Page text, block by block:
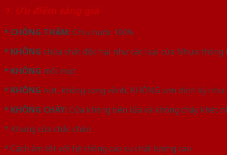
1. Ưu điểm sáng giá
* CHỐNG THẤM:Chịu nước 100%
* KHÔNG chứa chất độc hại như các loại cửa Nhựa
* KHÔNG mối mọt
* KHÔNG nứt, không cong vênh, KHÔNG sơn định kỳ
* KHÔNG CHÁY:Cửa không bén lửa và không cháy khét
* Khung cửa chắc chắn
* Cách âm tốt với hệ thống cao su chất lượng cao